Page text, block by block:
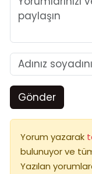
Gönder
Yorum yazarak
bulunuyor ve
Yazılan